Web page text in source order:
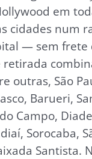
em
cidades num
— sem frete
retirada
outras, São
Barueri,
Campo,
Sorocaba,
Santista.